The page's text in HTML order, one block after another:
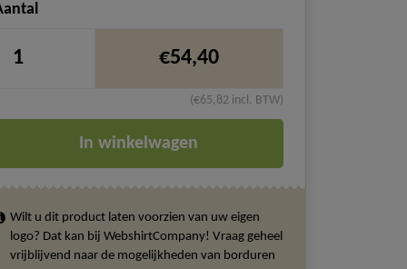
€54,40
(€65,82 incl. BTW)
In winkelwagen
Wilt u dit product laten voorzien van uw eigen
logo? Dat kan bij WebshirtCompany! Vraag geheel
vrijblijvend naar de mogelijkheden van borduren